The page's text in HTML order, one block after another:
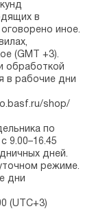
в
иное.
(GMT +3).
обработкой
в рабочие дни
shop/
по
9.00–16.45
дней.
режиме.
дни
(UTC+3)